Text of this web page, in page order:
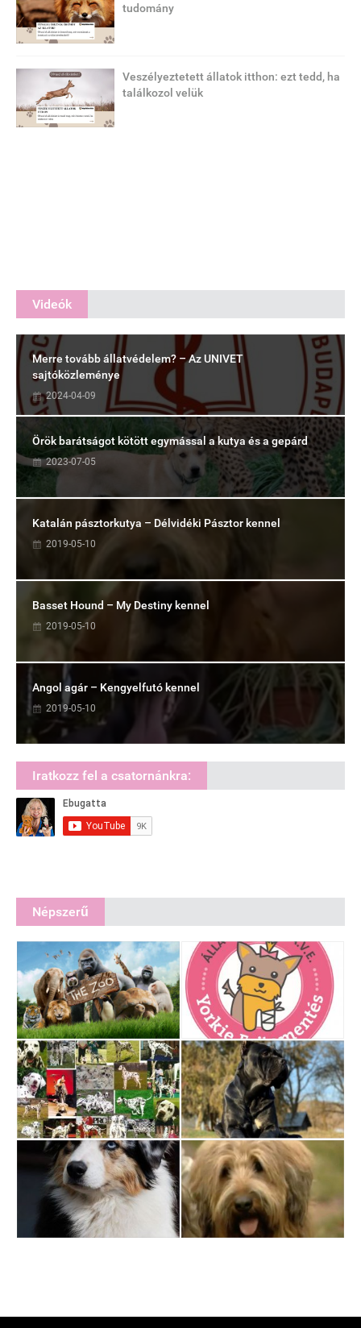
tudomány
Veszélyeztetett állatok itthon: ezt tedd, ha
találkozol velük
Videók
Merre tovább állatvédelem? – Az UNIVET
sajtóközleménye
2024-04-09
Örök barátságot kötött egymással a kutya és a gepárd
2023-07-05
Katalán pásztorkutya – Délvidéki Pásztor kennel
2019-05-10
Basset Hound – My Destiny kennel
2019-05-10
Angol agár – Kengyelfutó kennel
2019-05-10
Iratkozz fel a csatornánkra:
Népszerű